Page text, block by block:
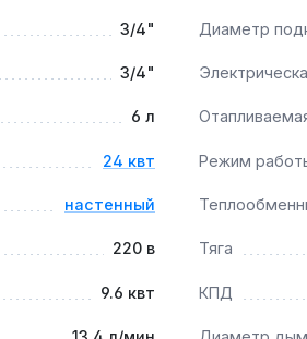
3/4" Диаметр
3/4"
6 л
24 квт Режим
настенный
220 в Тяга
9.6 квт КПД